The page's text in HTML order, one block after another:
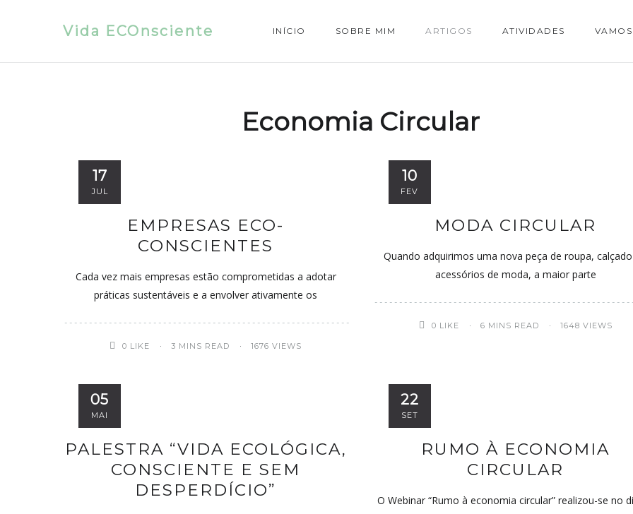
Vida ECOnsciente INÍCIO SOBRE MIM ARTIGOS ATIVIDADES
Economia Circular
17
JUL
EMPRESAS ECO-
CONSCIENTES
Cada vez mais empresas estão comprometidas a adotar
práticas sustentáveis e a envolver ativamente os
0 LIKE 3 MINS READ 1676 VIEWS
10
FEV
MODA CIRCULAR
Quando adquirimos uma nova peça de roupa,
acessórios de moda, a maior parte
0 LIKE 6 MINS READ 1648 VIEWS
05
MAI
PALESTRA “VIDA ECOLÓGICA,
CONSCIENTE E SEM
DESPERDÍCIO”
22
SET
RUMO À ECONOMIA
CIRCULAR
O Webinar “Rumo à economia circular” realizou-se no